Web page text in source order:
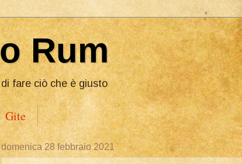
Rum
fare ciò che è giusto
Gite
domenica 28 febbraio 2021